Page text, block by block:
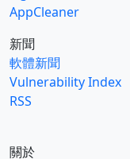
AppCleaner
新聞
軟體新聞
Vulnerability Index
RSS
關於